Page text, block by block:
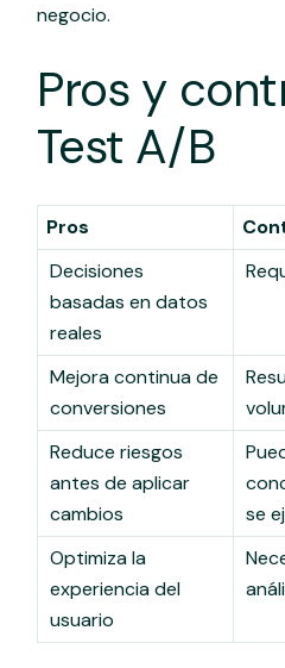
negocio.
Pros y
Test A/B
Pros
Decisiones
basadas en datos
reales
Mejora continua de
conversiones
Reduce riesgos
antes de aplicar
cambios
se
Optimiza la
experiencia del
usuario